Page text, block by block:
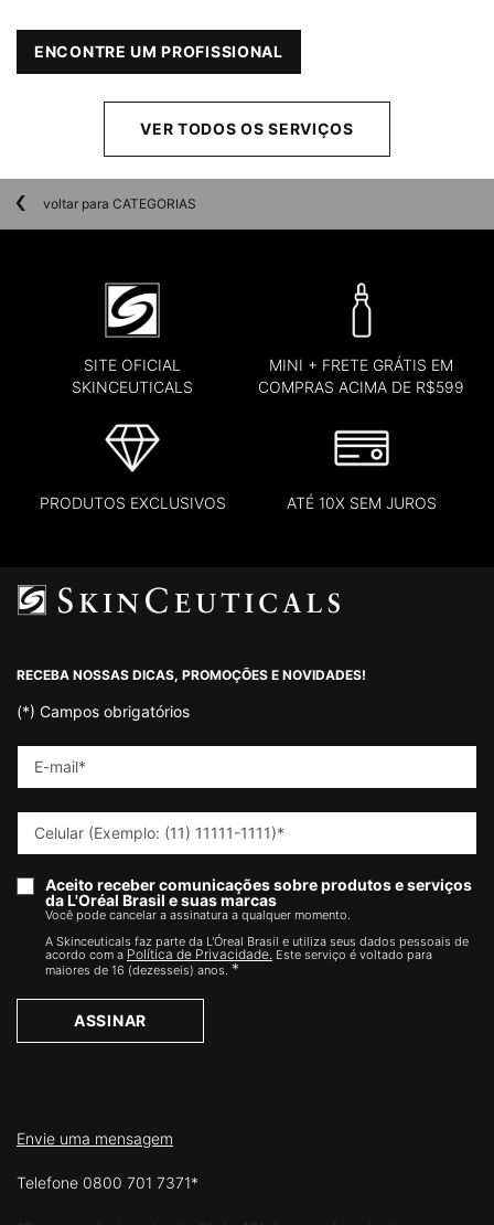
ENCONTRE UM PROFISSIONAL
VER TODOS OS SERVIÇOS
voltar para CATEGORIAS
SITE OFICIAL
SKINCEUTICALS
MINI + FRETE GRÁTIS EM
COMPRAS ACIMA DE R$599
PRODUTOS EXCLUSIVOS ATÉ 10X SEM JUROS
RECEBA NOSSAS DICAS, PROMOÇÕES E NOVIDADES!
(*) Campos obrigatórios
E-mail*
Celular (Exemplo: (11) 11111-1111)*
Aceito receber comunicações sobre produtos e serviços
da L'Oréal Brasil e suas marcas
Você pode cancelar a assinatura a qualquer momento.​
A Skinceuticals faz parte da L'Óreal Brasil e utiliza seus dados pessoais de
acordo com a Política de Privacidade. Este serviço é voltado para
maiores de 16 (dezesseis) anos. *
ASSINAR
Envie uma mensagem
Telefone 0800 701 7371*